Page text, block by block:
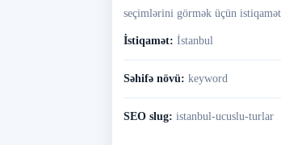
seçimlərini görmək üçün
İstiqamət: İstanbul
Səhifə növü: keyword
SEO slug: istanbul-ucuslu-turlar